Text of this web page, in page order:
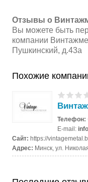
Отзывы о
Вы можете быть
компании
Пушкинский, д.43а
Похожие
Телефон:
E-mail:
Сайт:https://
Адрес: Минск, ул.